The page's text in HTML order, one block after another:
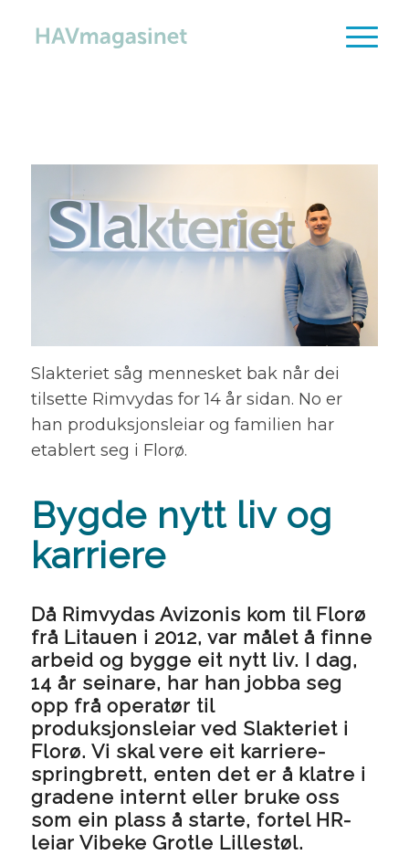
Slakteriet såg mennesket bak når dei
tilsette Rimvydas for 14 år sidan. No er
han produksjonsleiar og familien har
etablert seg i Florø.
Bygde nytt liv og
karriere
Då Rimvydas Avizonis kom til Florø
frå Litauen i 2012, var målet å finne
arbeid og bygge eit nytt liv. I dag,
14 år seinare, har han jobba seg
opp frå operatør til
produksjonsleiar ved Slakteriet i
Florø. Vi skal vere eit karriere-
springbrett, enten det er å klatre i
gradene internt eller bruke oss
som ein plass å starte, fortel HR-
leiar Vibeke Grotle Lillestøl.